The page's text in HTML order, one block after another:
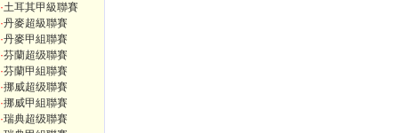
·土耳其甲級聯賽
·丹麥超級聯賽
·丹麥甲組聯賽
·芬蘭超级聯賽
·芬蘭甲組聯賽
·挪威超级聯賽
·挪威甲組聯賽
·瑞典超级聯賽